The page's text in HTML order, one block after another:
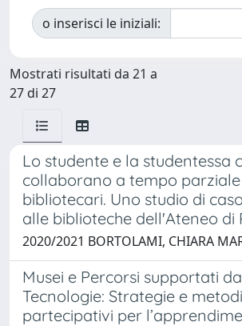
o inserisci le iniziali:
Mostrati risultati da 21 a
27 di 27
Lo studente e la studentessa
collaborano a tempo
bibliotecari. Uno studio di
alle biblioteche dell'Ateneo di
2020/2021 BORTOLAMI, CHIARA
Musei e Percorsi supportati
Tecnologie: Strategie e metodi
partecipativi per